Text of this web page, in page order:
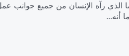
الذي رآه الإنسان من جميع جوانب عمل
أنه...